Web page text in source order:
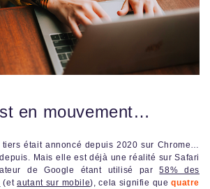
en mouvement…
tiers était annoncé depuis 2020 sur Chrome…
Mais elle est déjà une réalité sur Safari
de Google étant utilisé par58% des
(etautant sur mobile), cela signifie quequatre